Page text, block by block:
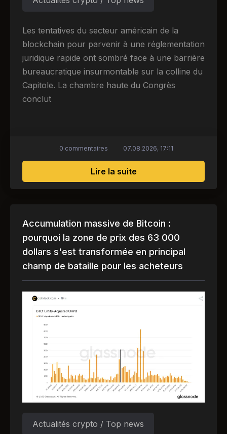
Les tentatives du secteur américain de la
blockchain pour parvenir à une réglementation
juridique rapide ont sombré face à une barrière
bureaucratique insurmontable sur la colline du
Capitole. La chambre haute du Congrès
conclut
Lire la suitesur Impasse politique
0 commentaires 07.08.2026, 17:11
Accumulation massive de Bitcoin :
pourquoi la zone de prix des 63 000
dollars s'est transformée en principal
champ de bataille pour les acheteurs
Actualités crypto / Top news